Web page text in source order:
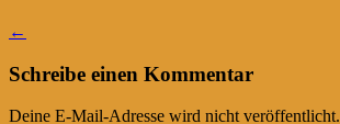
←
Schreibe einen Kommentar
Deine E-Mail-Adresse wird nicht veröffentlicht.